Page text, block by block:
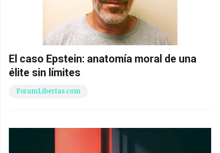
El caso Epstein: anatomía moral de una
élite sin límites
ForumLibertas.com